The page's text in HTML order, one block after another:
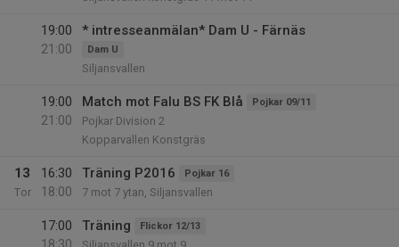
19:00
21:00
* intresseanmälan* Dam U - Färnäs
Dam U
Siljansvallen
19:00
21:00
Match mot Falu BS FK Blå Pojkar 09/11
Pojkar Division 2
Kopparvallen Konstgräs
13
Tor
16:30
18:00
Träning P2016 Pojkar 16
7 mot 7 ytan, Siljansvallen
17:00
Träning Flickor 12/13